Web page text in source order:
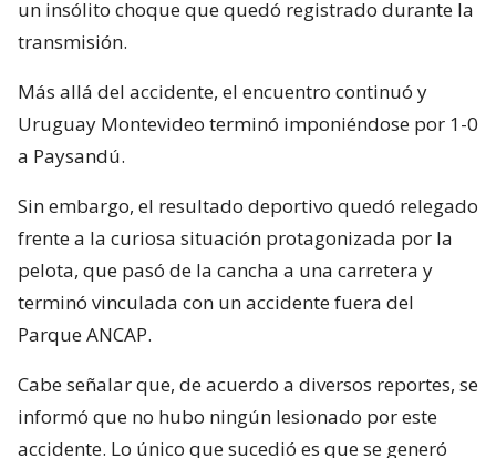
un insólito choque que quedó registrado durante la
transmisión.
Más allá del accidente, el encuentro continuó y
Uruguay Montevideo terminó imponiéndose por 1-0
a Paysandú.
Sin embargo, el resultado deportivo quedó relegado
frente a la curiosa situación protagonizada por la
pelota, que pasó de la cancha a una carretera y
terminó vinculada con un accidente fuera del
Parque ANCAP.
Cabe señalar que, de acuerdo a diversos reportes, se
informó que no hubo ningún lesionado por este
accidente. Lo único que sucedió es que se generó